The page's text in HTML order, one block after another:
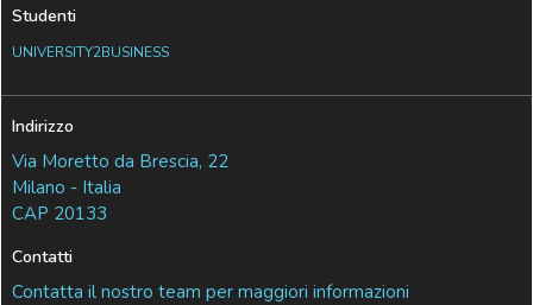
Studenti
UNIVERSITY2BUSINESS
Indirizzo
Via Moretto da Brescia, 22
Milano - Italia
CAP 20133
Contatti
Contatta il nostro team per maggiori informazioni